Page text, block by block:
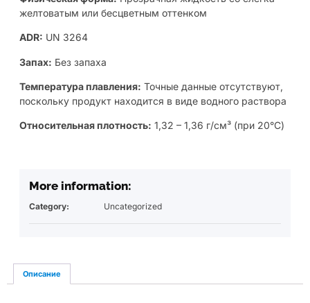
желтоватым или бесцветным оттенком
ADR: UN 3264
Запах: Без запаха
Температура плавления: Точные данные отсутствуют,
поскольку продукт находится в виде водного раствора
Относительная плотность: 1,32 – 1,36 г/см³ (при 20°C)
More information:
Category: Uncategorized
Описание